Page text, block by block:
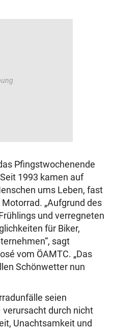
Pfingstwochenende
1993 kamen auf
ums Leben, fast
„Aufgrund des
und verregneten
für Biker,
sagt
vom ÖAMTC. „Das
Schönwetter nun
seien
durch nicht
Unachtsamkeit und